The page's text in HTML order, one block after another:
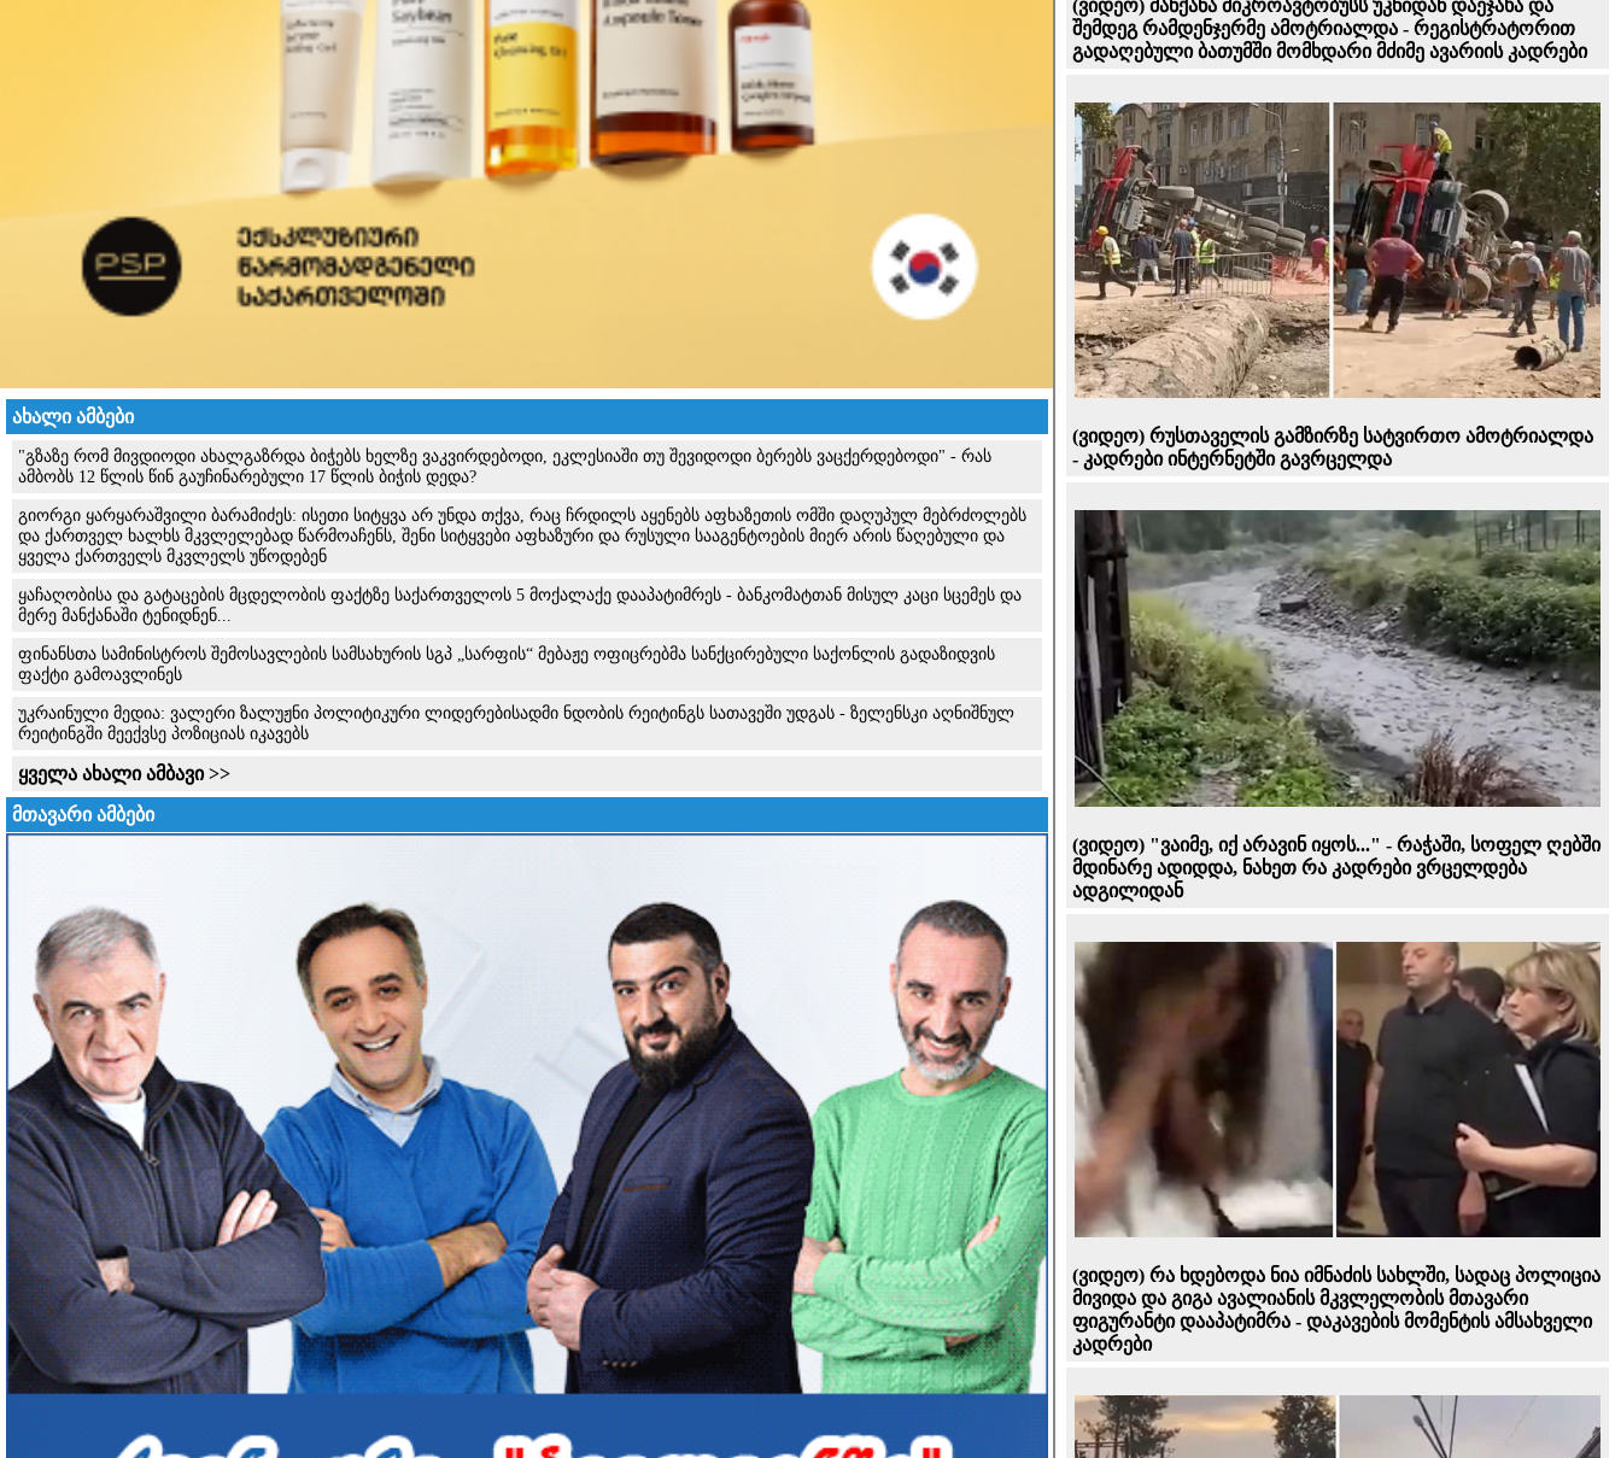
ახალი ამბები
"გზაზე რომ მივდიოდი ახალგაზრდა ბიჭებს ხელზე ვაკვირდებოდი, ეკლესიაში თუ შევიდოდი ბერებს ვაცქერდებოდი" - რას
ამბობს 12 წლის წინ გაუჩინარებული 17 წლის ბიჭის დედა?
გიორგი ყარყარაშვილი ბარამიძეს: ისეთი სიტყვა არ უნდა თქვა, რაც ჩრდილს აყენებს აფხაზეთის ომში დაღუპულ მებრძოლებს
და ქართველ ხალხს მკვლელებად წარმოაჩენს, შენი სიტყვები აფხაზური და რუსული სააგენტოების მიერ არის წაღებული და
ყველა ქართველს მკვლელს უწოდებენ
ყაჩაღობისა და გატაცების მცდელობის ფაქტზე საქართველოს 5 მოქალაქე დააპატიმრეს - ბანკომატთან მისულ კაცი სცემეს და
მერე მანქანაში ტენიდნენ...
ფინანსთა სამინისტროს შემოსავლების სამსახურის სგპ „სარფის“ მებაჟე ოფიცრებმა სანქცირებული საქონლის გადაზიდვის
ფაქტი გამოავლინეს
უკრაინული მედია: ვალერი ზალუჟნი პოლიტიკური ლიდერებისადმი ნდობის რეიტინგს სათავეში უდგას - ზელენსკი აღნიშნულ
რეიტინგში მეექვსე პოზიციას იკავებს
ყველა ახალი ამბავი >>
მთავარი ამბები
(ვიდეო) მანქანა მიკროავტობუსს უკნიდან დაეჯახა და
შემდეგ რამდენჯერმე ამოტრიალდა - რეგისტრატორით
გადაღებული ბათუმში მომხდარი მძიმე ავარიის კადრები
(ვიდეო) რუსთაველის გამზირზე სატვირთო ამოტრიალდა
- კადრები ინტერნეტში გავრცელდა
(ვიდეო) "ვაიმე, იქ არავინ იყოს..." - რაჭაში, სოფელ ღებში
მდინარე ადიდდა, ნახეთ რა კადრები ვრცელდება
ადგილიდან
(ვიდეო) რა ხდებოდა ნია იმნაძის სახლში, სადაც პოლიცია
მივიდა და გიგა ავალიანის მკვლელობის მთავარი
ფიგურანტი დააპატიმრა - დაკავების მომენტის ამსახველი
კადრები